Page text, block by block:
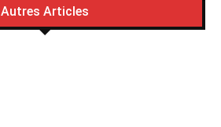
Autres Articles